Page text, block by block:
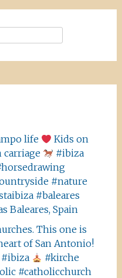
life
Kids on
#ibiza
#nature
#baleares
Baleares, Spain
This one is
of San Antonio!
#kirche
#catholicchurch